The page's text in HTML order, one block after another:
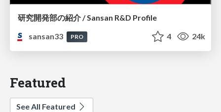
研究開発部の紹介 / Sansan R&D Profile
sansan33
PRO 4 24k
Featured
See All Featured